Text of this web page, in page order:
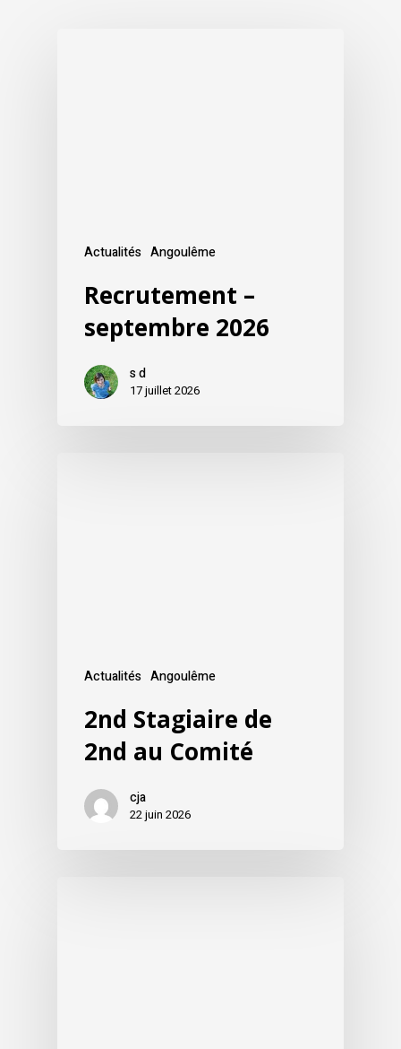
Actualités Angoulême
Recrutement –
septembre 2026
s d
17 juillet 2026
Actualités Angoulême
2nd Stagiaire de
2nd au Comité
cja
22 juin 2026